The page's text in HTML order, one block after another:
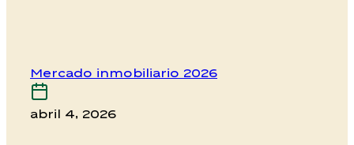
Mercado inmobiliario 2026
abril 4, 2026